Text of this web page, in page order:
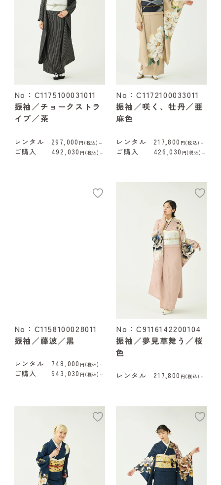
No：C1175100031011
振袖／チョークストラ
イプ／茶
レンタル 297,000 円(税込)～
ご購入 492,030 円(税込)～
No：C1172100033011
振袖／咲く、牡丹／亜
麻色
レンタル 217,800 円(税込)～
ご購入 426,030 円(税込)～
No：C1158100028011
振袖／藤波／黒
レンタル 748,000 円(税込)～
ご購入 943,030 円(税込)～
No：C9116142200104
振袖／夢見草舞う／桜
色
レンタル 217,800 円(税込)～